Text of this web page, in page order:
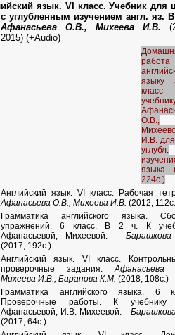
язык. VI класс. Учебник для
с углубленным изучением англ. яз.
Афанасьева О.В., Михеева И.В.
2015) (+Audio)
языку
О.В.,
И.В.
углубл.
языка.
224с.)
Английский язык. VI класс. Рабочая
Афанасьева О.В., Михеева И.В. (2012,
Грамматика английского языка.
упражнений. 6 класс. В 2 ч. К
Афанасьевой, Михеевой. -
(2017, 192с.)
Английский язык. VI класс.
проверочные задания.Афанасьева
Михеева И.В., Баранова К.М. (2018, 108с.)
Грамматика английского языка. 6
Проверочные работы. К
Афанасьевой, И.В. Михеевой. -
(2017, 64с.)